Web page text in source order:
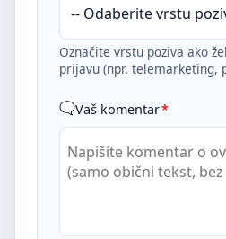
Označite vrstu poziva ako
prijavu (npr. telemarketing,
Vaš komentar*